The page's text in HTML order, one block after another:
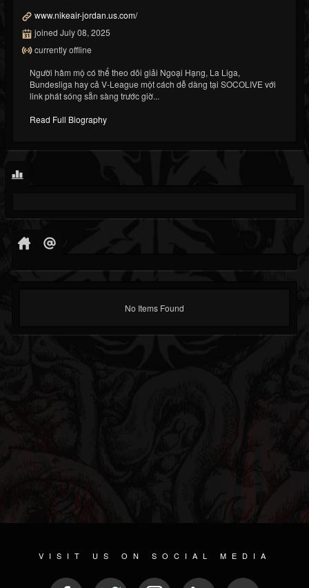
www.nikeair-jordan.us.com/
joined July 08, 2025
currently offline
Người hâm mộ có thể theo dõi giải Ngoại Hạng, La Liga,
Bundesliga hay cả V-League một cách dễ dàng tại SOCOLIVE với
link phát sóng sẵn sàng trước giờ...
Read Full Biography
No Items Found
VISIT US ON SOCIAL MEDIA